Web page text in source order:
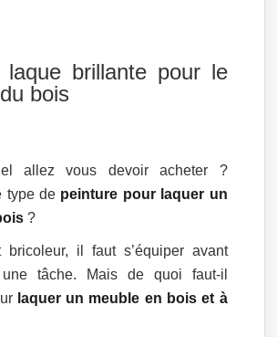
laque brillante pour le
bois
allez vous devoir acheter ?
type de peinture pour laquer un
?
bricoleur, il faut s’équiper avant
une tâche. Mais de quoi faut-il
laquer un meuble en bois et à